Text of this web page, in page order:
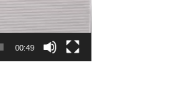
00:49